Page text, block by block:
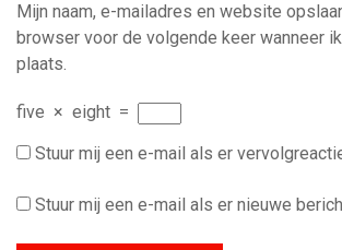
Mijn naam, e-mailadres en website
browser voor de volgende keer wanneer
plaats.
five × eight =
Stuur mij een e-mail als er
Stuur mij een e-mail als er nieuwe